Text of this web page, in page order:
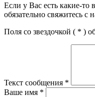
Если у Вас есть какие-то
обязательно свяжитесь
Поля со звездочкой ( * )
Текст сообщения *
Ваше имя *